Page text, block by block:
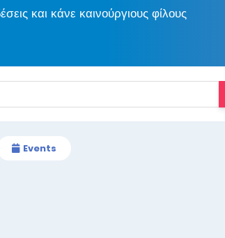
και κάνε καινούργιους φίλους
Events